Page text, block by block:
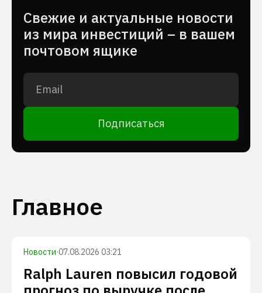
Cвежие и актуальные новости
из мира инвестиций – в вашем
почтовом ящике
Подписаться
Главное
Новости·07.08.2026 03:21
Ralph Lauren повысил годовой